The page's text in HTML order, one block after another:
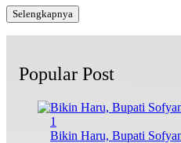
Selengkapnya
Popular Post
1
Bikin Haru, Bupati